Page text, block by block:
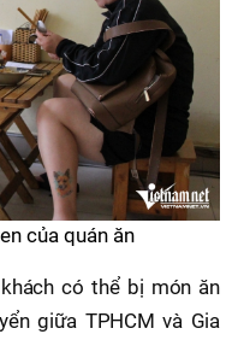
của quán ăn
có thể bị món ăn
giữa TPHCM và Gia